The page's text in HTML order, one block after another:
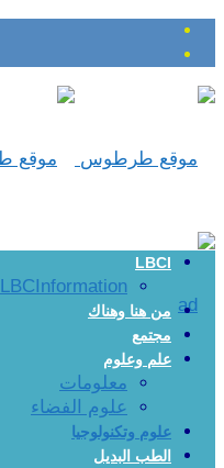
LBCI
LBCInformation
من هنا وهناك
مجتمع
علم وعلوم
معلومات
علوم الفضاء
علوم وتكنولوجيا
الطب البديل